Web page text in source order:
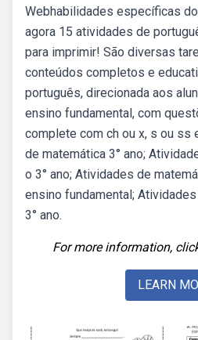
Webhabilidades específicas
agora 15 atividades de
para imprimir! São diversas
conteúdos completos e
português, direcionada aos
ensino fundamental, com
complete com ch ou x, s ou ss
de matemática 3° ano;
o 3° ano; Atividades de
ensino fundamental;
3° ano.
For more information,
LEARN